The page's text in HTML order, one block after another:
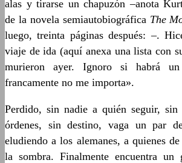
alas y tirarse un chapuzón –anota
de la novela semiautobiográfica The
luego, treinta páginas después: –.
viaje de ida (aquí anexa una lista con
murieron ayer. Ignoro si habrá
francamente no me importa».
Perdido, sin nadie a quién seguir,
órdenes, sin destino, vaga un par
eludiendo a los alemanes, a quienes
la sombra. Finalmente encuentra un